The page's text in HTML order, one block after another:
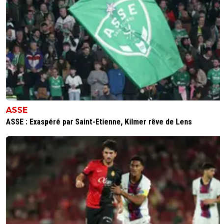
ASSE
ASSE : Exaspéré par Saint-Etienne, Kilmer rêve de Lens